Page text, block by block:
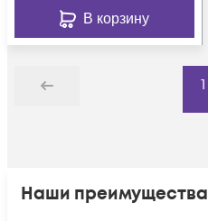
В корзину
Назад
1
Наши преимущества